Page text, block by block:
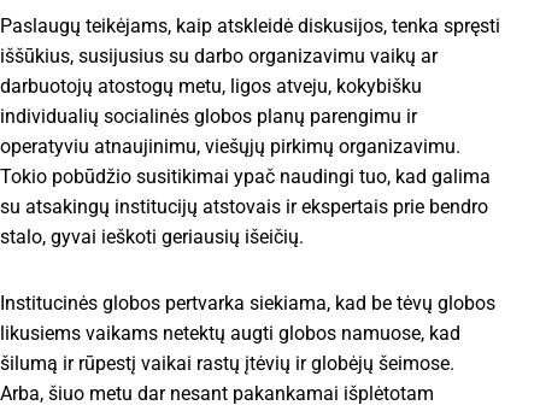
Paslaugų teikėjams, kaip atskleidė diskusijos, tenka spręsti
iššūkius, susijusius su darbo organizavimu vaikų ar
darbuotojų atostogų metu, ligos atveju, kokybišku
individualių socialinės globos planų parengimu ir
operatyviu atnaujinimu, viešųjų pirkimų organizavimu.
Tokio pobūdžio susitikimai ypač naudingi tuo, kad galima
su atsakingų institucijų atstovais ir ekspertais prie bendro
stalo, gyvai ieškoti geriausių išeičių.
Institucinės globos pertvarka siekiama, kad be tėvų globos
likusiems vaikams netektų augti globos namuose, kad
šilumą ir rūpestį vaikai rastų įtėvių ir globėjų šeimose.
Arba, šiuo metu dar nesant pakankamai išplėtotam